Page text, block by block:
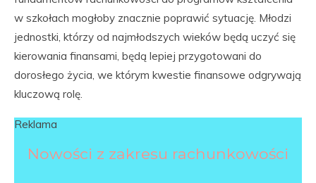
w szkołach mogłoby znacznie poprawić sytuację. Młodzi
jednostki, którzy od najmłodszych wieków będą uczyć się
kierowania finansami, będą lepiej przygotowani do
dorosłego życia, we którym kwestie finansowe odgrywają
kluczową rolę.
Reklama
Nowości z zakresu rachunkowości